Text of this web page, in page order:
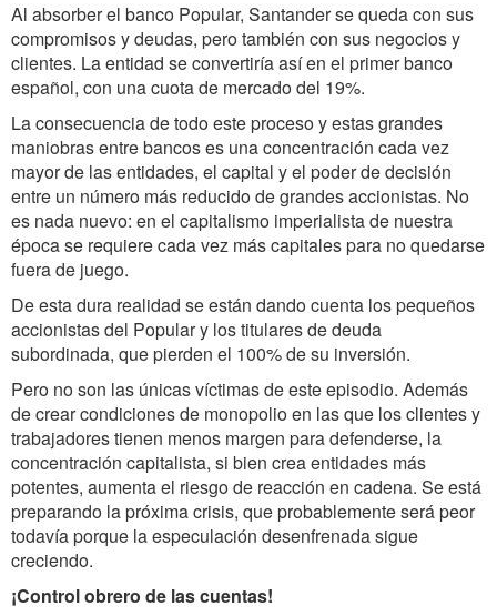
Al absorber el banco Popular, Santander se queda con sus
compromisos y deudas, pero también con sus negocios y
clientes. La entidad se convertiría así en el primer banco
español, con una cuota de mercado del 19%.
La consecuencia de todo este proceso y estas grandes
maniobras entre bancos es una concentración cada vez
mayor de las entidades, el capital y el poder de decisión
entre un número más reducido de grandes accionistas. No
es nada nuevo: en el capitalismo imperialista de nuestra
época se requiere cada vez más capitales para no quedarse
fuera de juego.
De esta dura realidad se están dando cuenta los pequeños
accionistas del Popular y los titulares de deuda
subordinada, que pierden el 100% de su inversión.
Pero no son las únicas víctimas de este episodio. Además
de crear condiciones de monopolio en las que los clientes y
trabajadores tienen menos margen para defenderse, la
concentración capitalista, si bien crea entidades más
potentes, aumenta el riesgo de reacción en cadena. Se está
preparando la próxima crisis, que probablemente será peor
todavía porque la especulación desenfrenada sigue
creciendo.
¡Control obrero de las cuentas!